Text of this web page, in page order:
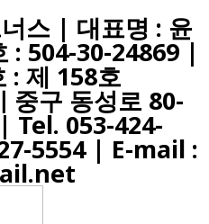
스 | 대표명 : 윤
: 504-30-24869 |
: 제 158호
중구 동성로 80-
Tel. 053-424-
5554| E-mail :